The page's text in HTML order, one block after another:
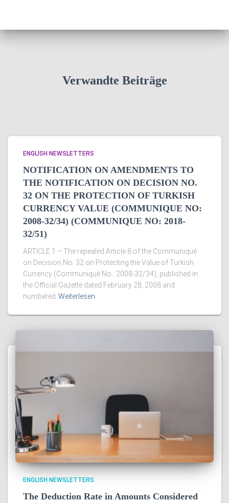
Verwandte Beiträge
ENGLISH NEWSLETTERS
NOTIFICATION ON AMENDMENTS TO
THE NOTIFICATION ON DECISION NO.
32 ON THE PROTECTION OF TURKISH
CURRENCY VALUE (COMMUNIQUE NO:
2008-32/34) (COMMUNIQUE NO: 2018-
32/51)
ARTICLE 1 – The repealed Article 8 of the Communiqué
on Decision No. 32 on Protecting the Value of Turkish
Currency (Communiqué No.: 2008-32/34), published in
the Official Gazette dated February 28, 2008 and
numbered Weiterlesen
ENGLISH NEWSLETTERS
The Deduction Rate in Amounts Considered